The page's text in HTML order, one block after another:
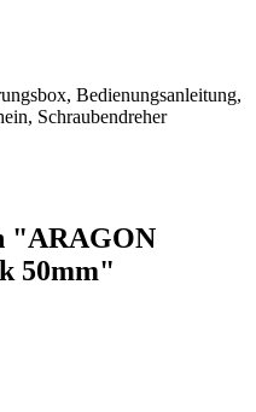
, Bedienungsanleitung,
, Schraubendreher
"ARAGON
50mm"